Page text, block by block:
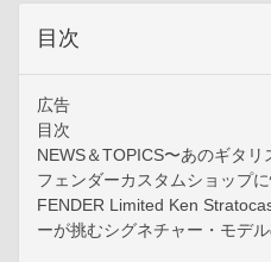
目次
広告
目次
NEWS＆TOPICS〜あのギタリ
フェンダーカスタムショップ
FENDER Limited Ken
ーが挑むシグネチャー・モデ